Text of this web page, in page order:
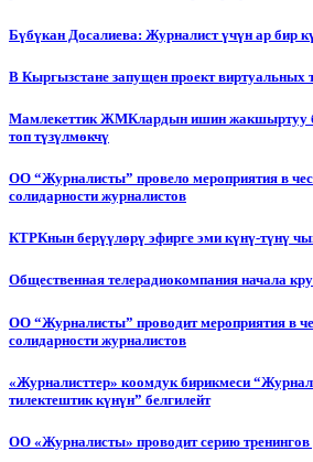
Бүбүкан Досалиева: Журналист үчүн ар бир
В Кыргызстане запущен проект виртуальных
Мамлекеттик ЖМКлардын ишин жакшыртуу
топ түзүлмөкчү
ОО “Журналисты” провело мероприятия в
солидарности журналистов
КТРКнын берүүлөрү эфирге эми күнү-түнү
Общественная телерадиокомпания начала
ОО “Журналисты” проводит мероприятия в
солидарности журналистов
«Журналисттер» коомдук бирикмеси
тилектештик күнүн” белгилейт
ОО «Журналисты» проводит серию тренингов